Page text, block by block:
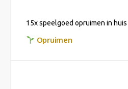
15x speelgoed opruimen in huis
Opruimen